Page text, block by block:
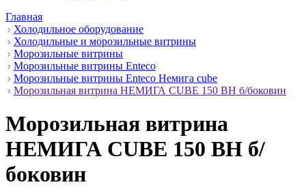
Главная
Холодильное оборудование
Холодильные и морозильные витрины
Морозильные витрины
Морозильные витрины Enteco
Морозильные витрины Enteco Немига cube
Морозильная витрина НЕМИГА CUBE 150 ВН б/боковин
Морозильная витрина
НЕМИГА CUBE 150 ВН б/
боковин